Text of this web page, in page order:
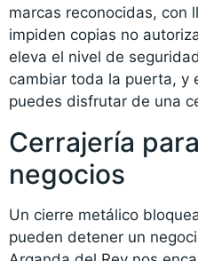
marcas reconocidas, con
impiden copias no
eleva el nivel de
cambiar toda la puerta, y
puedes disfrutar de una
Cerrajería
negocios
Un cierre metálico
pueden detener un